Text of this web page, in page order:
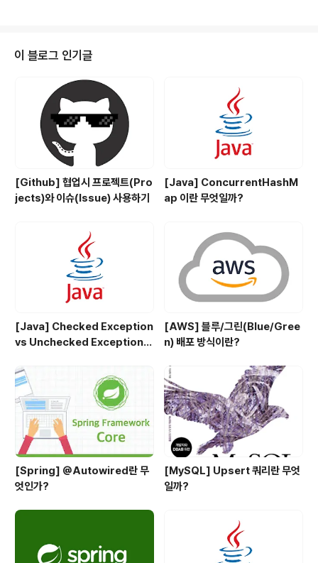
다 실수형을 쓰면 훨씬 더 큰 값을 표현할 수 있지만, 오차
가 발생할 수 있다는 단점이 있습니다. 유효자릿수가 뜻하
는 것은 정밀도를 뜻합니다. 즉, 몇자리 까지 오차없이 표현
할 수 있는가입니다. float은 7자리, double은 15~16자
리 까지 표현할 수..
이 블로그 인기글
[Github] 협업시 프로젝트(Pro
jects)와 이슈(Issue) 사용하기
[Java] ConcurrentHashM
ap 이란 무엇일까?
[Java] Checked Exception
vs Unchecked Exception
[AWS] 블루/그린(Blue/Gree
n) 배포 방식이란?
[Spring] @Autowired란 무
엇인가?
[MySQL] Upsert 쿼리란 무엇
일까?